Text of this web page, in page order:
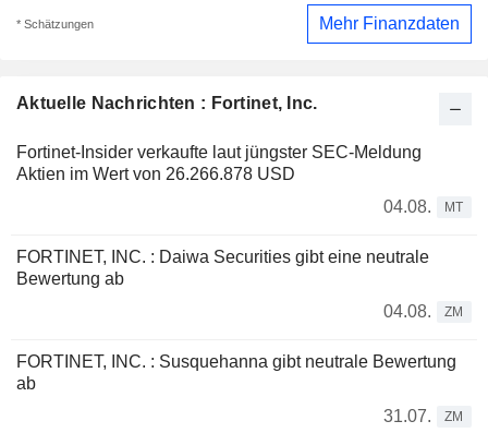
Aktuelle Nachrichten : Fortinet, Inc.
Fortinet-Insider verkaufte laut jüngster SEC-Meldung
Aktien im Wert von 26.266.878 USD
04.08.
MT
FORTINET, INC. : Daiwa Securities gibt eine neutrale
Bewertung ab
04.08.
ZM
FORTINET, INC. : Susquehanna gibt neutrale Bewertung
ab
31.07.
ZM
* Schätzungen Mehr Finanzdaten